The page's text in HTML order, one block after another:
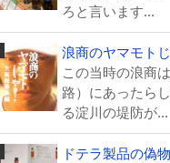
ろと言います...
浪商のヤマモト
この当時の浪商
路）にあったら
る淀川の堤防が...
ドテラ製品の偽